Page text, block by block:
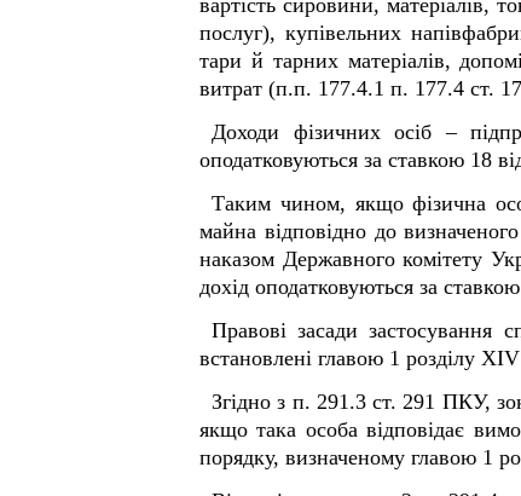
вартість сировини, матеріалів,
послуг), купівельних
тари й тарних матеріалів,
витрат (п.п. 177.4.1 п. 177.4 ст.
Доходи фізичних осіб –
оподатковуються за ставкою 18
Таким чином, якщо фізична
майна відповідно до
наказом Державного комітету
дохід оподатковуються за
Правові засади застосування
встановлені главою 1 розділу
Згідно з п. 291.3 ст. 291 ПКУ,
якщо така особа відповідає
порядку, визначеному главою 1